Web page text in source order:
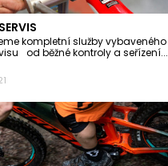
kompletní služby vybaveného
od běžné kontroly a seřízení...